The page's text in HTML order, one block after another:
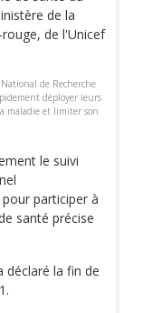
de la
de l'Unicef
de Recherche
déployer leurs
maladie et limiter son
le suivi
participer à
santé précise
déclaré la fin de